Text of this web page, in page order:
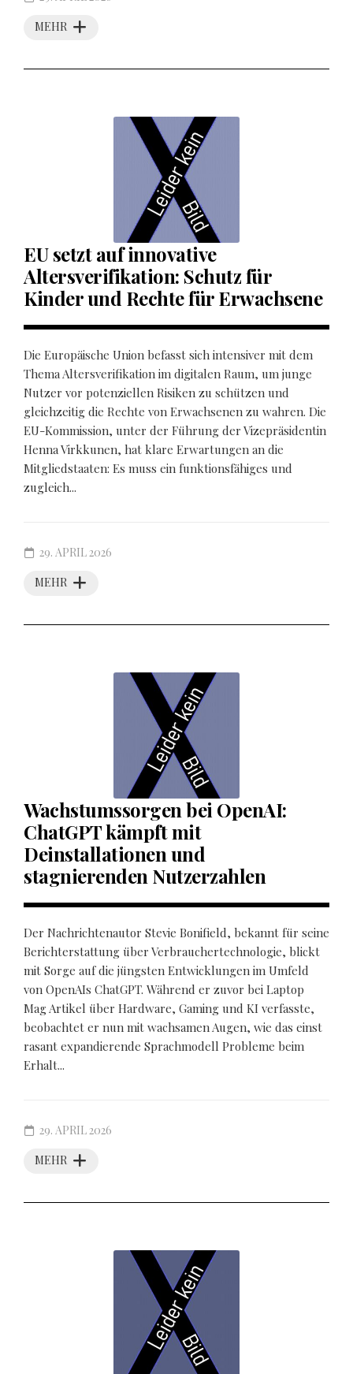
MEHR
EU setzt auf innovative
Altersverifikation: Schutz für
Kinder und Rechte für Erwachsene
Die Europäische Union befasst sich intensiver mit dem
Thema Altersverifikation im digitalen Raum, um junge
Nutzer vor potenziellen Risiken zu schützen und
gleichzeitig die Rechte von Erwachsenen zu wahren. Die
EU-Kommission, unter der Führung der Vizepräsidentin
Henna Virkkunen, hat klare Erwartungen an die
Mitgliedstaaten: Es muss ein funktionsfähiges und
zugleich...
MEHR
29. APRIL 2026
Wachstumssorgen bei OpenAI:
ChatGPT kämpft mit
Deinstallationen und
stagnierenden Nutzerzahlen
Der Nachrichtenautor Stevie Bonifield, bekannt für seine
Berichterstattung über Verbrauchertechnologie, blickt
mit Sorge auf die jüngsten Entwicklungen im Umfeld
von OpenAIs ChatGPT. Während er zuvor bei Laptop
Mag Artikel über Hardware, Gaming und KI verfasste,
beobachtet er nun mit wachsamen Augen, wie das einst
rasant expandierende Sprachmodell Probleme beim
Erhalt...
MEHR
29. APRIL 2026